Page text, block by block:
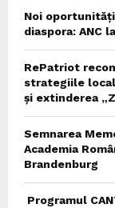
Noi
diaspora: ANC
RePatriot
strategiile
și extinderea
Semnarea
Academia
Brandenburg
Programul